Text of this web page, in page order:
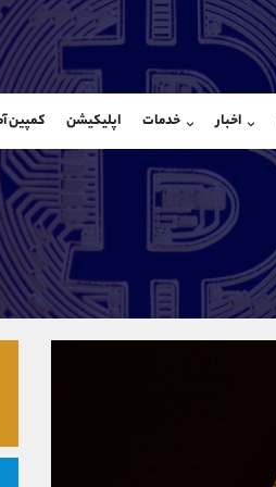
اخبار خدمات اپلیکیشن کمپین
شروع
تلگرام
داخلی